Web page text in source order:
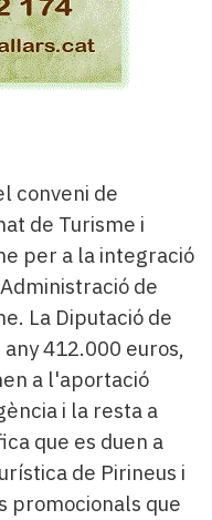
conveni de
de Turisme i
per a la integració
de
La Diputació de
412.000 euros,
a l'aportació
i la resta a
que es duen a
de Pirineus i
promocionals que